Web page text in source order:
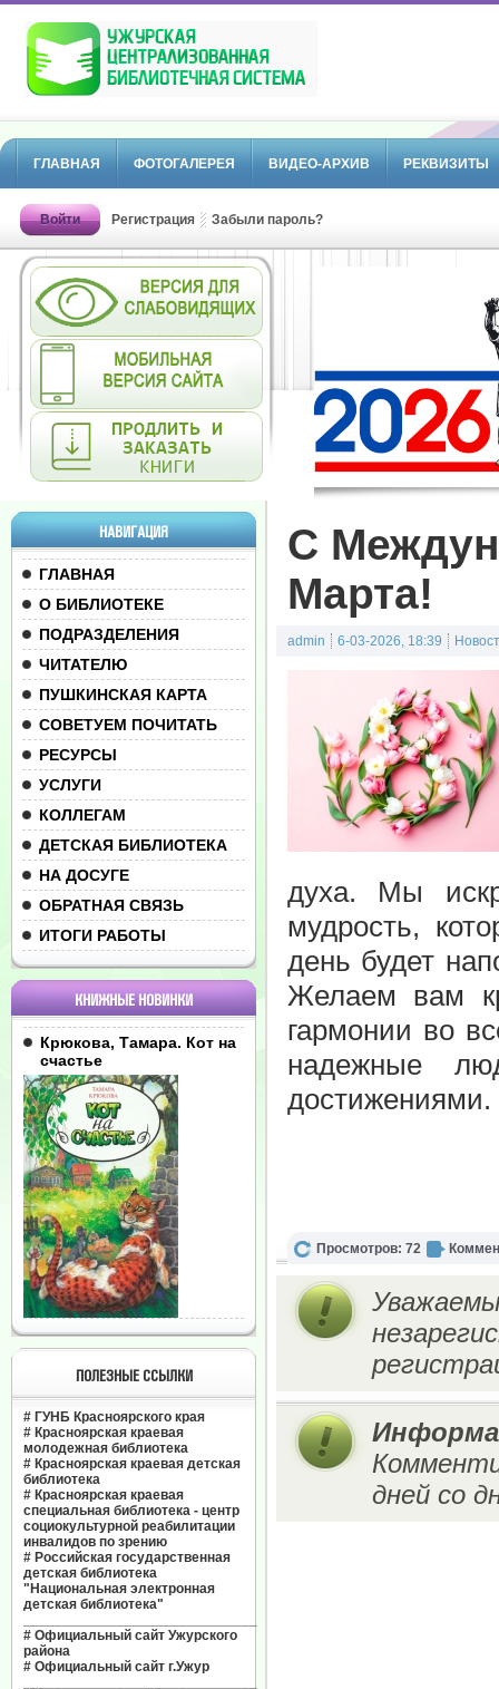
ГЛАВНАЯ ФОТОГАЛЕРЕЯ ВИДЕО-АРХИВ РЕКВИЗИТЫ
Войти Регистрация Забыли пароль?
НАВИГАЦИЯ
ГЛАВНАЯ
О БИБЛИОТЕКЕ
ПОДРАЗДЕЛЕНИЯ
ЧИТАТЕЛЮ
ПУШКИНСКАЯ КАРТА
СОВЕТУЕМ ПОЧИТАТЬ
РЕСУРСЫ
УСЛУГИ
КОЛЛЕГАМ
ДЕТСКАЯ БИБЛИОТЕКА
НА ДОСУГЕ
ОБРАТНАЯ СВЯЗЬ
ИТОГИ РАБОТЫ
КНИЖНЫЕ НОВИНКИ
Крюкова, Тамара. Кот на
счастье
ПОЛЕЗНЫЕ ССЫЛКИ
# ГУНБ Красноярского края
# Красноярская краевая
молодежная библиотека
# Красноярская краевая детская
библиотека
# Красноярская краевая
специальная библиотека - центр
социокультурной реабилитации
инвалидов по зрению
# Российская государственная
детская библиотека
"Национальная электронная
детская библиотека"
# Официальный сайт Ужурского
района
# Официальный сайт г.Ужур
С
Марта!
admin 6-03-2026, 18:39
духа. Мы
мудрость,
день будет
Желаем вам
гармонии во
надежные
достижениями.
Просмотров: 72
дней со